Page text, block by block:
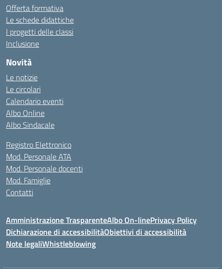
Offerta formativa
Le schede didattiche
I progetti delle classi
Inclusione
Novità
Le notizie
Le circolari
Calendario eventi
Albo Online
Albo Sindacale
Registro Elettronico
Mod. Personale ATA
Mod. Personale docenti
Mod. Famiglie
Contatti
Amministrazione TrasparenteAlbo On-linePrivacy Policy
Dichiarazione di accessibilitàObiettivi di accessibilità
Note legaliWhistleblowing